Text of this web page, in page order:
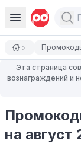
Эта страница
вознаграждений и
на август